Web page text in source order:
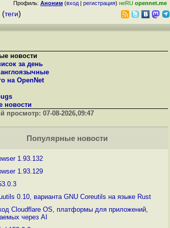
Профиль: Аноним (вход | регистрация) неRU opennet.me
(теги)
новости
за день
на OpenNet
новости
просмотр: 07-08-2026,09:47
Популярные новости
1.93.132
1.93.129
0.10, варианта GNU Coreutils на языке Rust
Cloudflare OS, платформы для приложений,
через AI